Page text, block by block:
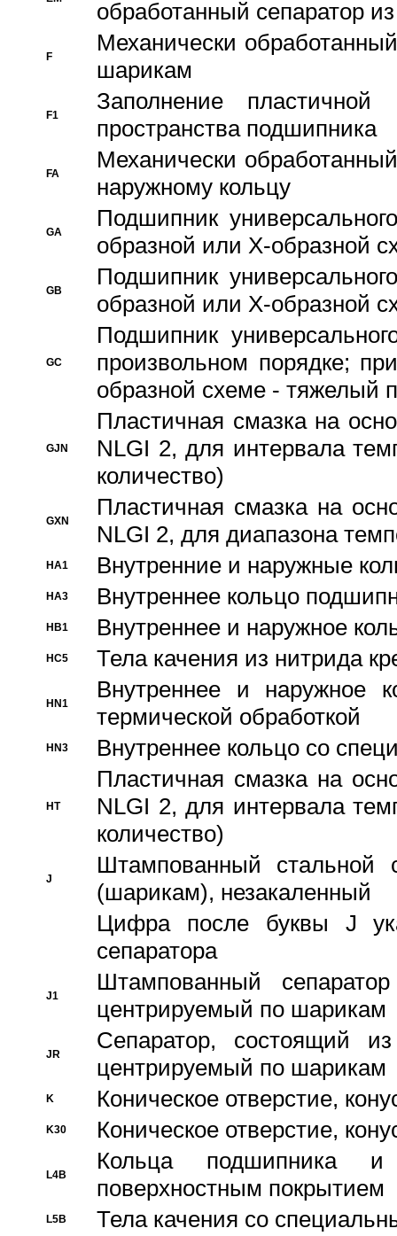
обработанный сепаратор
F
Механически
шарикам
F1
Заполнение
пространства подшипника
FA
Механически
наружному кольцу
GA
Подшипник
образной или Х-образной
GB
Подшипник
образной или Х-образной
GC
Подшипник
произвольном порядке;
образной схеме - тяжелый
GJN
Пластичная смазка на
NLGI 2, для интервала
количество)
GXN
Пластичная смазка на
NLGI 2, для диапазона
HA1 Внутренние и наружные
HA3 Bнутреннее кольцо
HB1 Bнутреннее и наружное
HC5 Тела качения из нитрида
HN1
Bнутреннее и наружное
термической обработкой
HN3 Внутреннее кольцо со
HT
Пластичная смазка на
NLGI 2, для интервала
количество)
J
Штампованный стальной
(шарикам), незакаленный
Цифра после буквы J
сепаратора
J1
Штампованный
центрируемый по шарикам
JR
Сепаратор, состоящий
центрируемый по шарикам
K Коническое отверстие,
K30 Коническое отверстие,
L4B
Кольца подшипника
поверхностным покрытием
L5B Тела качения со